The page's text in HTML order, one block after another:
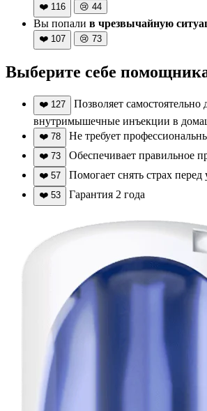
❤️ 116 😢 44
Вы попали в чрезвычайную
❤️ 107 😢 73
Выберите себе
❤️ 127
Позволяет самостоятельно
внутримышечные инъекции в
❤️ 78 Не требует
❤️ 73 Обеспечивает правильное
❤️ 57 Помогает снять страх перед
❤️ 53 Гарантия 2 года